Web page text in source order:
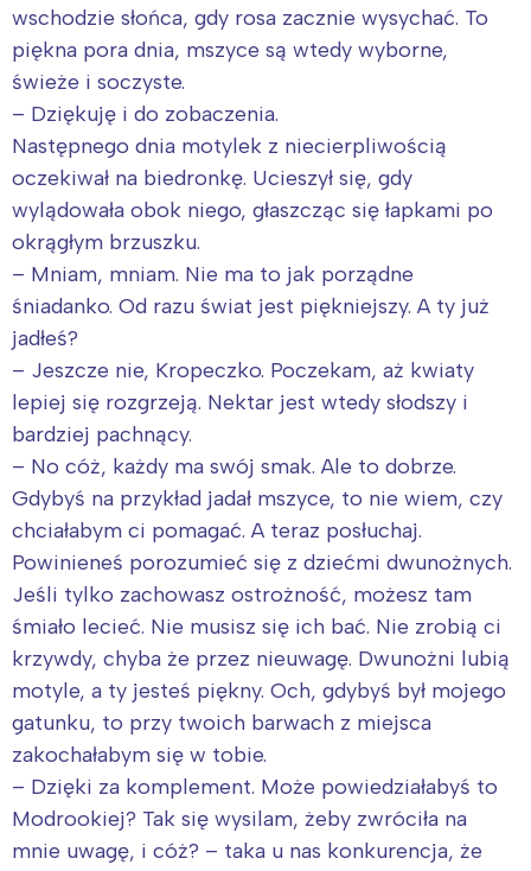
wschodzie słońca, gdy rosa zacznie wysychać. To
piękna pora dnia, mszyce są wtedy wyborne,
świeże i soczyste.
– Dziękuję i do zobaczenia.
Następnego dnia motylek z niecierpliwością
oczekiwał na biedronkę. Ucieszył się, gdy
wylądowała obok niego, głaszcząc się łapkami po
okrągłym brzuszku.
– Mniam, mniam. Nie ma to jak porządne
śniadanko. Od razu świat jest piękniejszy. A ty już
jadłeś?
– Jeszcze nie, Kropeczko. Poczekam, aż kwiaty
lepiej się rozgrzeją. Nektar jest wtedy słodszy i
bardziej pachnący.
– No cóż, każdy ma swój smak. Ale to dobrze.
Gdybyś na przykład jadał mszyce, to nie wiem, czy
chciałabym ci pomagać. A teraz posłuchaj.
Powinieneś porozumieć się z dziećmi dwunożnych.
Jeśli tylko zachowasz ostrożność, możesz tam
śmiało lecieć. Nie musisz się ich bać. Nie zrobią ci
krzywdy, chyba że przez nieuwagę. Dwunożni lubią
motyle, a ty jesteś piękny. Och, gdybyś był mojego
gatunku, to przy twoich barwach z miejsca
zakochałabym się w tobie.
– Dzięki za komplement. Może powiedziałabyś to
Modrookiej? Tak się wysilam, żeby zwróciła na
mnie uwagę, i cóż? – taka u nas konkurencja, że